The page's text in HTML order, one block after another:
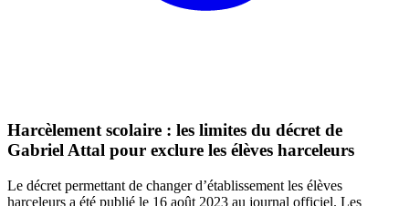
Harcèlement scolaire : les limites du décret de
Gabriel Attal pour exclure les élèves harceleurs
Le décret permettant de changer d’établissement les élèves
harceleurs a été publié le 16 août 2023 au journal officiel. Les